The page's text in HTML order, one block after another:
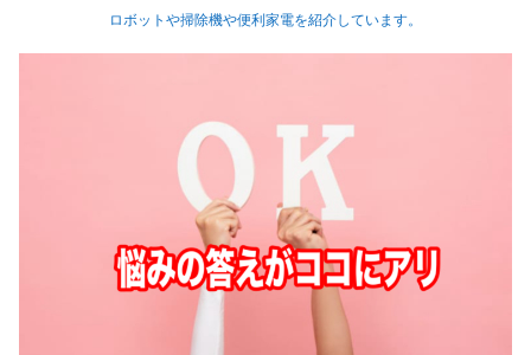
ロボットや掃除機や便利家電を紹介しています。